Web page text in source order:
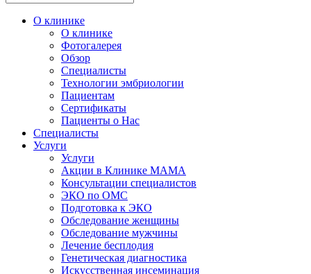
О клинике
О клинике
Фотогалерея
Обзор
Специалисты
Технологии эмбриологии
Пациентам
Сертификаты
Пациенты о Нас
Специалисты
Услуги
Услуги
Акции в Клинике МАМА
Консультации специалистов
ЭКО по ОМС
Подготовка к ЭКО
Обследование женщины
Обследование мужчины
Лечение бесплодия
Генетическая диагностика
Искусственная инсеминация